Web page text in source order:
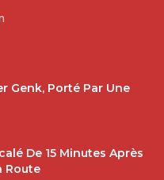
Genk, Porté Par Une
De 15 Minutes Après
Route